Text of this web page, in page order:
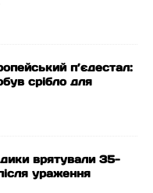
п’єдестал:
срібло для
врятували 35-
ураження